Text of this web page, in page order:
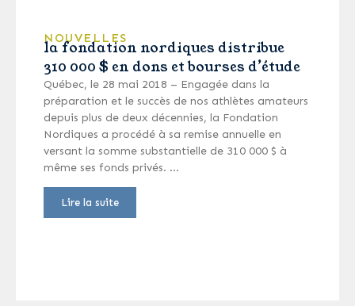
NOUVELLES
la fondation nordiques distribue
310 000 $ en dons et bourses d’étude
Québec, le 28 mai 2018 – Engagée dans la
préparation et le succès de nos athlètes amateurs
depuis plus de deux décennies, la Fondation
Nordiques a procédé à sa remise annuelle en
versant la somme substantielle de 310 000 $ à
même ses fonds privés. …
Lire la suite